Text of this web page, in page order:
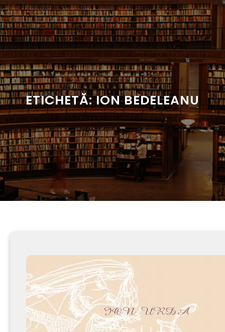
Sari
la
conținut
ETICHETĂ:ION BEDELEANU